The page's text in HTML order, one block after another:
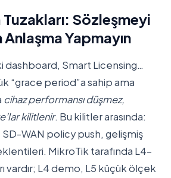
Tuzakları: Sözleşmeyi
Yapmayın
dashboard, Smart Licensing…
“grace period”a sahip ama
cihaz performansı düşmez,
kilitlenir. Bu kilitler arasında:
WAN policy push, gelişmiş
MikroTik tarafında L4-
vardır; L4 demo, L5 küçük ölçek